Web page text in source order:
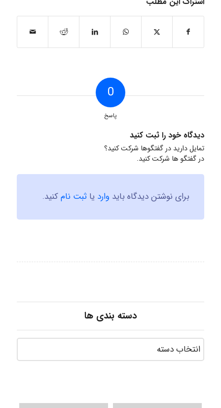
0
پاسخ
دیدگاه خود را ثبت کنید
تمایل دارید در گفتگوها شرکت کنید؟
در گفتگو ها شرکت کنید.
برای نوشتن دیدگاه باید وارد یا ثبت نامکنید.
دسته بندی ها